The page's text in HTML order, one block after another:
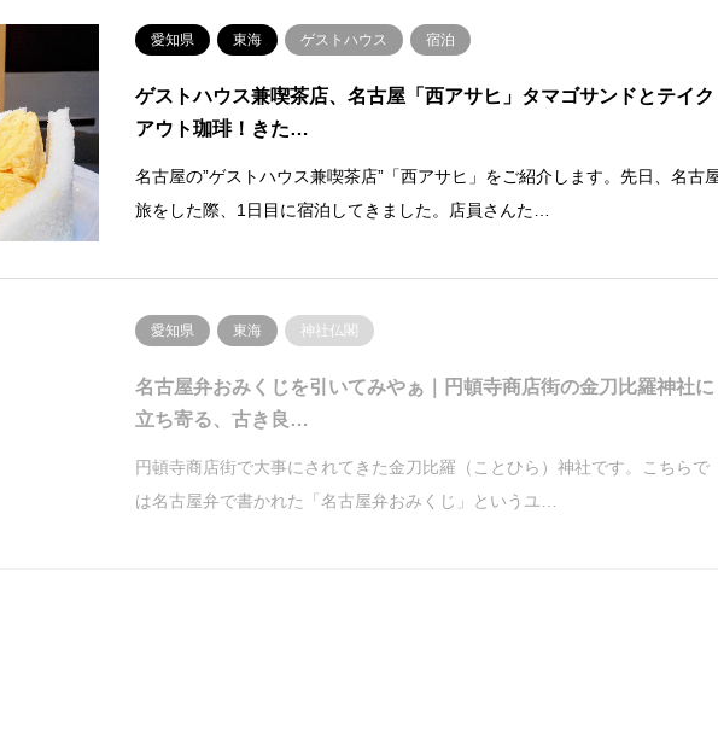
愛知県 東海 ゲストハウス 宿泊
ゲストハウス兼喫茶店、名古屋「西アサヒ」タマゴサンドとテイク
アウト珈琲！きた…
名古屋の”ゲストハウス兼喫茶店”「西アサヒ」をご紹介します。先日、名古
旅をした際、1日目に宿泊してきました。店員さんた…
愛知県 東海 神社仏閣
名古屋弁おみくじを引いてみやぁ｜円頓寺商店街の金刀比羅神社に
立ち寄る、古き良…
円頓寺商店街で大事にされてきた金刀比羅（ことひら）神社です。こちらで
は名古屋弁で書かれた「名古屋弁おみくじ」というユ…